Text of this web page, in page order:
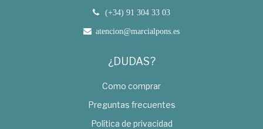
(+34) 91 304 33 03
atencion@marcialpons.es
¿DUDAS?
Como comprar
Preguntas frecuentes
Política de privacidad